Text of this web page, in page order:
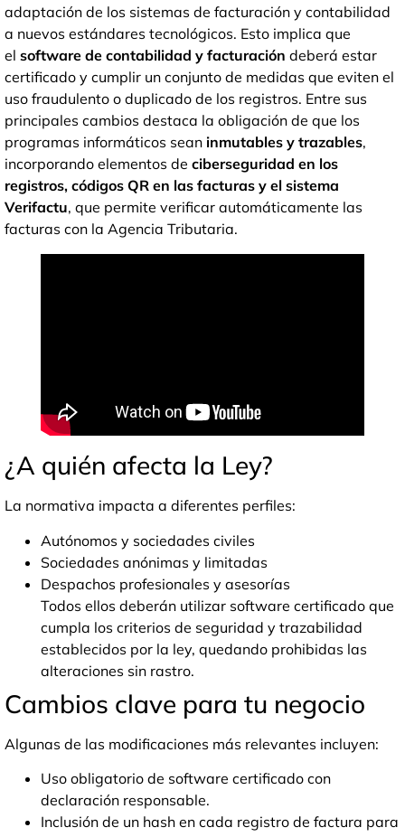
adaptación de los sistemas de facturación y contabilidad
a nuevos estándares tecnológicos. Esto implica que
el software de contabilidad y facturación deberá estar
certificado y cumplir un conjunto de medidas que eviten el
uso fraudulento o duplicado de los registros. Entre sus
principales cambios destaca la obligación de que los
programas informáticos sean inmutables y trazables,
incorporando elementos de ciberseguridad en los
registros, códigos QR en las facturas y el sistema
Verifactu, que permite verificar automáticamente las
facturas con la Agencia Tributaria.
¿A quién afecta la Ley?
La normativa impacta a diferentes perfiles:
Autónomos y sociedades civiles
Sociedades anónimas y limitadas
Despachos profesionales y asesorías
Todos ellos deberán utilizar software certificado que
cumpla los criterios de seguridad y trazabilidad
establecidos por la ley, quedando prohibidas las
alteraciones sin rastro.
Cambios clave para tu negocio
Algunas de las modificaciones más relevantes incluyen:
Uso obligatorio de software certificado con
declaración responsable.
Inclusión de un hash en cada registro de factura para